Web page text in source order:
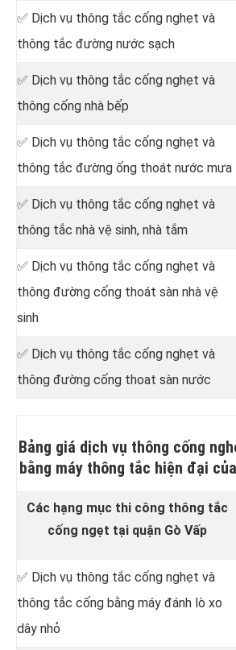
✅ Dịch vụ thông tắc cống nghẹt và
thông tắc đường nước sạch
✅ Dịch vụ thông tắc cống nghẹt và
thông cống nhà bếp
✅ Dịch vụ thông tắc cống nghẹt và
thông tắc đường ống thoát nước mưa
✅ Dịch vụ thông tắc cống nghẹt và
thông tắc nhà vệ sinh, nhà tắm
✅ Dịch vụ thông tắc cống nghẹt và
thông đường cống thoát sàn nhà vệ
sinh
✅ Dịch vụ thông tắc cống nghẹt và
thông đường cống thoat sàn nước
Bảng giá dịch vụ thông cống
bằng máy thông tắc hiện đại
Các hạng mục thi công thông tắc
cống ngẹt tại quận Gò Vấp
✅ Dịch vụ thông tắc cống nghẹt và
thông tắc cống bằng máy đánh lò xo
dây nhỏ